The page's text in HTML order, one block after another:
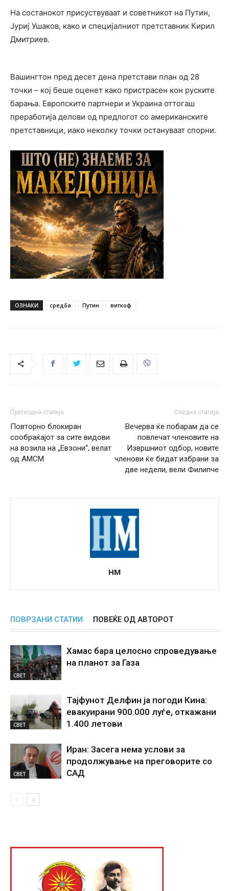
На состанокот присуствуваат и советникот на Путин,
Јуриј Ушаков, како и специјалниот претставник Кирил
Дмитриев.
Вашингтон пред десет дена претстави план од 28
точки – кој беше оценет како пристрасен кон руските
барања. Европските партнери и Украина оттогаш
преработија делови од предлогот со американските
претставници, иако неколку точки остануваат спорни.
ОЗНАКИ средба Путин виткоф
Претходна статија
Повторно блокиран
сообраќајот за сите видови
на возила на „Евзони“, велат
од АМСМ
Следна статија
Вечерва ќе побарам да се
повлечат членовите на
Извршниот одбор, новите
членови ќе бидат избрани за
две недели, вели Филипче
НМ
ПОВРЗАНИ СТАТИИ ПОВЕЌЕ ОД АВТОРОТ
СВЕТ
Хамас бара целосно спроведување
на планот за Газа
СВЕТ
Тајфунот Делфин ја погоди Кина:
евакуирани 900.000 луѓе, откажани
1.400 летови
СВЕТ
Иран: Засега нема услови за
продолжување на преговорите со
САД